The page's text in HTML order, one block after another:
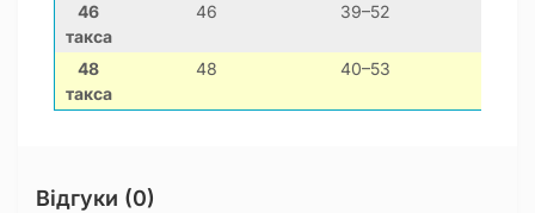
46
такса
46 39–52
48
такса
48 40–53
Відгуки (0)